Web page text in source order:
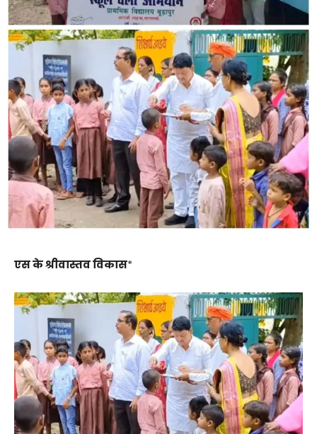
एस के श्रीवास्तव विकास*